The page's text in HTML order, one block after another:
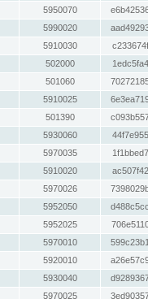
5950070
5990020
5910030
502000
501060
5910025
501390
5930060
5970035
5910020
5970026
5952050
5952025
5970010
5920010
5930040
5970025